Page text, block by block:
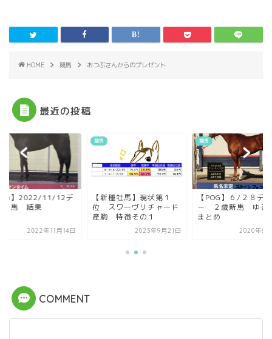
HOME 競馬 おつぶさんからのプレゼント
最近の投稿
】2022/11/12デ
ー馬 結果
2022年11月14日
競馬
【新種牡馬】現状第１
位 スワ―ヴリチャード
産駒 特徴その１
2023年9月21日
競馬
【POG】６/２８デ
ー ２歳新馬 ゆる
まとめ
2020年6
COMMENT